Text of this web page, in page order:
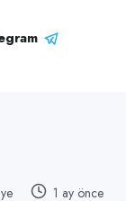
1 ay önce